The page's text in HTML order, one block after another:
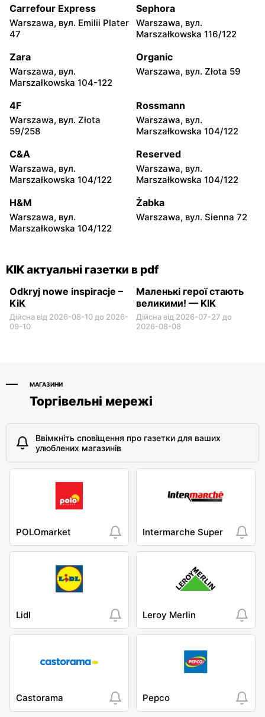
вул. Gen. Jerzego
Przemysława Morawicza 2b
67A
KIK
Nowy Dwór Mazowiecki,
вул. Warszawska 36
KIK
Mińsk Mazowiecki, вул.
Warszawska 57
KIK
Mińsk Mazowiecki, вул.
Konstantego Rudzkiego 9
Grójec, вул. Armii Krajowej
50
KIK
Żyrardów, вул. Kilińskiego
9
KIK
Wyszków, вул. Centralna 4
KIK
Warka, вул. Puławska 30B
KIK
Pułtusk, вул. Nowy Rynek 2
KIK KIK
Carrefour Express
Warszawa, вул. Emilii Plater
47
Sephora
Warszawa, вул.
Marszałkowska 116/122
Zara
Warszawa, вул.
Marszałkowska 104-122
Organic
Warszawa, вул. Złota 59
4F
Warszawa, вул. Złota
59/258
Rossmann
Warszawa, вул.
Marszałkowska 104/122
C&A
Warszawa, вул.
Marszałkowska 104/122
Reserved
Warszawa, вул.
Marszałkowska 104/122
H&M
Warszawa, вул.
Marszałkowska 104/122
Żabka
Warszawa, вул. Sienna 72
KIK актуальні газетки в pdf
Odkryj nowe inspiracje –
KiK
Дійсна від 2026-08-10 до 2026-
09-10
Маленькі герої стають
великими! — KIK
Дійсна від 2026-07-27 до
2026-08-08
МАГАЗИНИ
Торгівельні мережі
Ввімкніть сповіщення про газетки для ваших
улюблених магазинів
POLOmarket Intermarche Super
Lidl Leroy Merlin
Castorama Pepco